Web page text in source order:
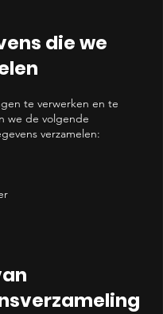
die we
te verwerken en te
we de volgende
verzamelen: